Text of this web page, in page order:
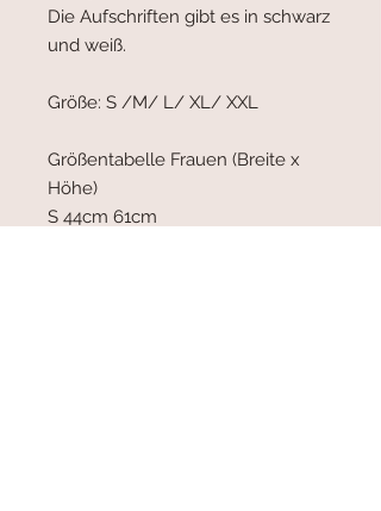
Die Aufschriften gibt es in schwarz
und weiß.
Größe: S /M/ L/ XL/ XXL
Größentabelle Frauen (Breite x
Höhe)
S 44cm 61cm